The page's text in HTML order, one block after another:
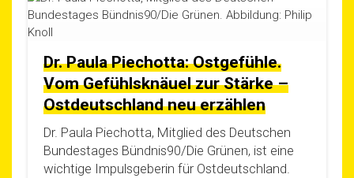
Dr. Paula Piechotta: Ostgefühle.
Vom Gefühlsknäuel zur Stärke –
Ostdeutschland neu erzählen
Dr. Pau­la Piech­ot­ta, Mit­glied des Deut­schen
Bun­des­ta­ges Bündnis90/Die Grü­nen, ist eine
wich­ti­ge Impuls­ge­be­rin für Ost­deutsch­land.